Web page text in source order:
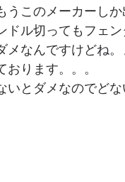
うこのメーカーし
ドル切ってもフェ
メなんですけどね
ります。。。
いとダメなのでど